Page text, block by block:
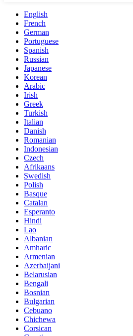
English
French
German
Portuguese
Spanish
Russian
Japanese
Korean
Arabic
Irish
Greek
Turkish
Italian
Danish
Romanian
Indonesian
Czech
Afrikaans
Swedish
Polish
Basque
Catalan
Esperanto
Hindi
Lao
Albanian
Amharic
Armenian
Azerbaijani
Belarusian
Bengali
Bosnian
Bulgarian
Cebuano
Chichewa
Corsican